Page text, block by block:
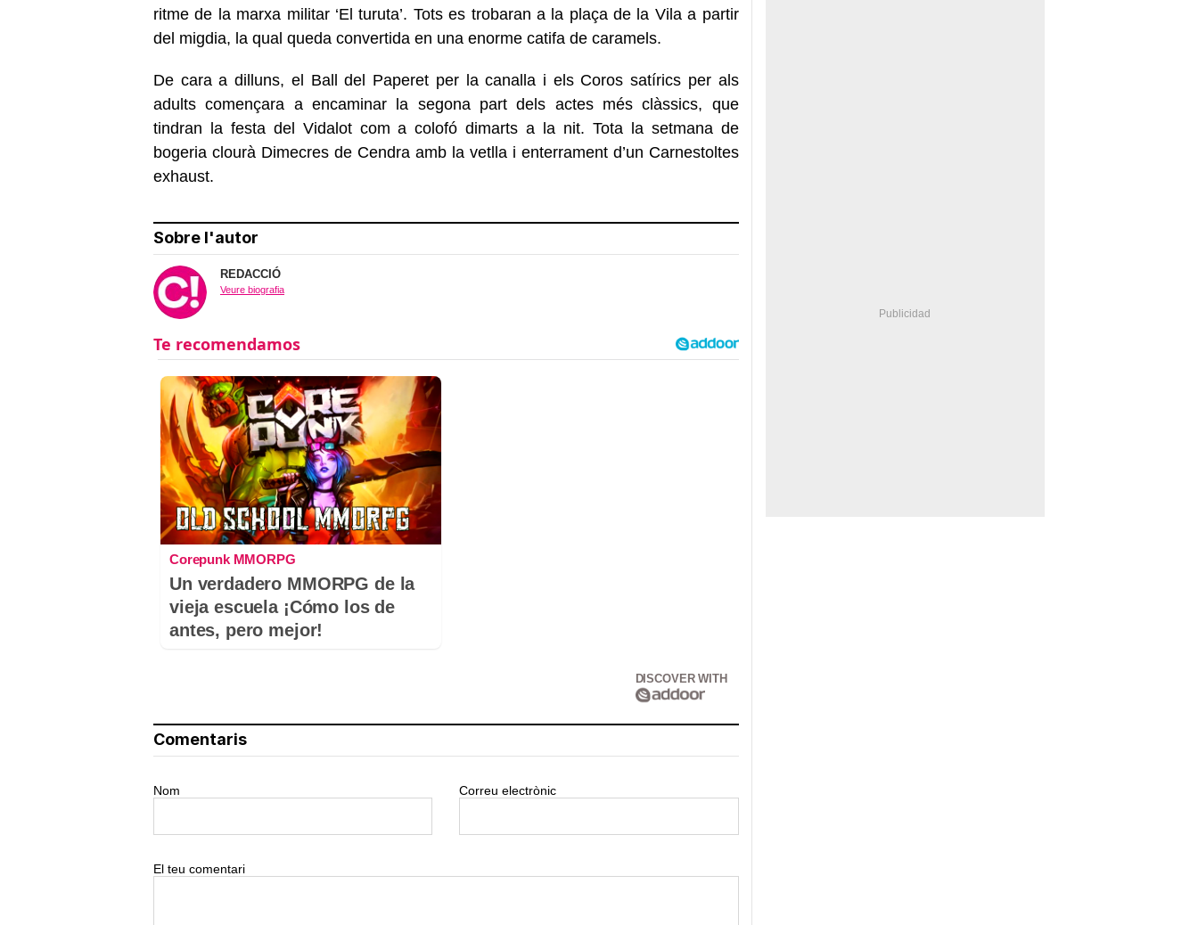
ritme de la marxa militar ‘El turuta’. Tots es trobaran a la plaça de la Vila a partir
del migdia, la qual queda convertida en una enorme catifa de caramels.
De cara a dilluns, el Ball del Paperet per la canalla i els Coros satírics per als
adults començara a encaminar la segona part dels actes més clàssics, que
tindran la festa del Vidalot com a colofó dimarts a la nit. Tota la setmana de
bogeria clourà Dimecres de Cendra amb la vetlla i enterrament d’un Carnestoltes
exhaust.
Sobre l'autor
REDACCIÓ
Veure biografia
Corepunk MMORPG
Un verdadero MMORPG de la
vieja escuela ¡Cómo los de
antes, pero mejor!
DISCOVER WITH
Comentaris
Nom Correu electrònic
El teu comentari